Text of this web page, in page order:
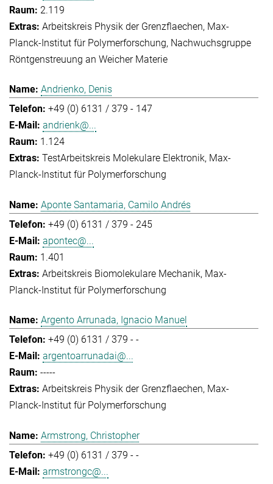
2.119
Arbeitskreis Physik der Grenzflaechen Max-
Planck-Institut für Polymerforschung Nachwuchsgruppe
Röntgenstreuung an Weicher Materie
Andrienko, Denis
+49 (0) 6131 / 379 - 147
andrienk@...
1.124
TestArbeitskreis Molekulare Elektronik Max-
Planck-Institut für Polymerforschung
Aponte Santamaria, Camilo Andrés
+49 (0) 6131 / 379 - 245
apontec@...
1.401
Arbeitskreis Biomolekulare Mechanik Max-
Planck-Institut für Polymerforschung
Argento Arrunada, Ignacio Manuel
+49 (0) 6131 / 379 - -
argentoarrunadai@...
-----
Arbeitskreis Physik der Grenzflaechen Max-
Planck-Institut für Polymerforschung
Armstrong, Christopher
+49 (0) 6131 / 379 - -
armstrongc@...